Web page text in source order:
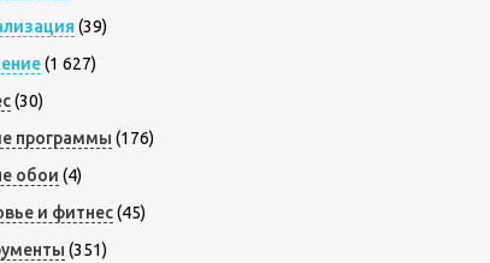
(39)
(1 627)
(30)
программы (176)
обои (4)
и фитнес(45)
(351)